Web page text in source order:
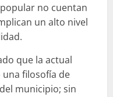
no cuentan
un alto nivel
que la actual
filosofía de
municipio; sin